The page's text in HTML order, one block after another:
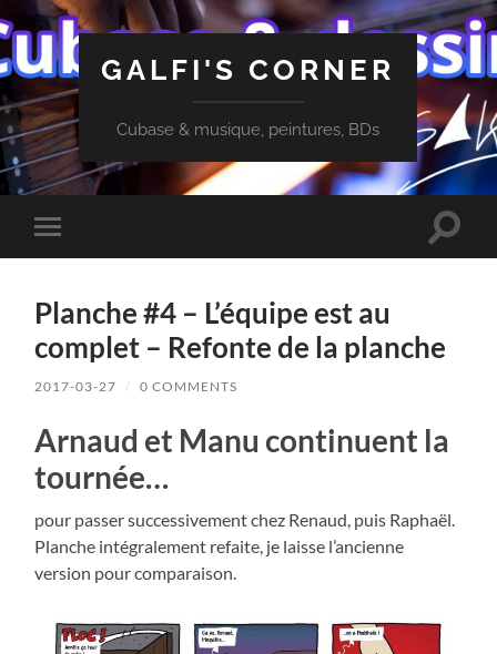
GALFI'S CORNER
Cubase & musique, peintures, BDs
Toggle
mobile
Toggle
Planche #4 – L’équipe est au
complet – Refonte de la planche
2017-03-27 / 0 COMMENTS
Arnaud et Manu continuent la
tournée…
pour passer successivement chez Renaud, puis Raphaël.
Planche intégralement refaite, je laisse l’ancienne
version pour comparaison.